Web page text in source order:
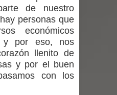
el creciente interés
japonesa y coreana
seremi Minvu en el
al Gobierno en medio de
de nuestro
personas que
económicos
y por eso, nos
llenito de
y por el buen
con los